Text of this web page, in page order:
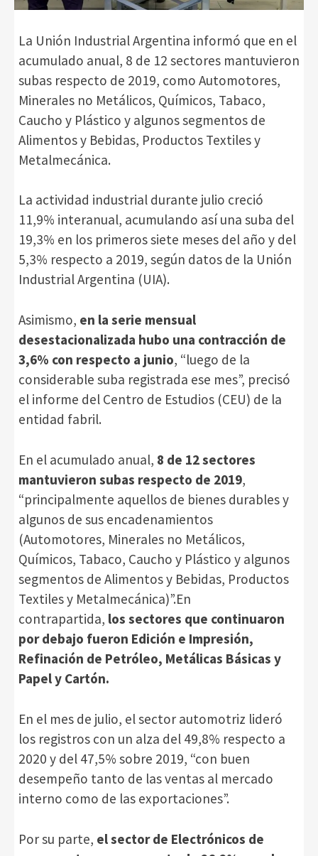
La Unión Industrial Argentina informó que en el
acumulado anual, 8 de 12 sectores mantuvieron
subas respecto de 2019, como Automotores,
Minerales no Metálicos, Químicos, Tabaco,
Caucho y Plástico y algunos segmentos de
Alimentos y Bebidas, Productos Textiles y
Metalmecánica.
La actividad industrial durante julio creció
11,9% interanual, acumulando así una suba del
19,3% en los primeros siete meses del año y del
5,3% respecto a 2019, según datos de la Unión
Industrial Argentina (UIA).
Asimismo, en la serie mensual
desestacionalizada hubo una contracción de
3,6% con respecto a junio, “luego de la
considerable suba registrada ese mes”, precisó
el informe del Centro de Estudios (CEU) de la
entidad fabril.
En el acumulado anual, 8 de 12 sectores
mantuvieron subas respecto de 2019,
“principalmente aquellos de bienes durables y
algunos de sus encadenamientos
(Automotores, Minerales no Metálicos,
Químicos, Tabaco, Caucho y Plástico y algunos
segmentos de Alimentos y Bebidas, Productos
Textiles y Metalmecánica)”.En
contrapartida, los sectores que continuaron
por debajo fueron Edición e Impresión,
Refinación de Petróleo, Metálicas Básicas y
Papel y Cartón.
En el mes de julio, el sector automotriz lideró
los registros con un alza del 49,8% respecto a
2020 y del 47,5% sobre 2019, “con buen
desempeño tanto de las ventas al mercado
interno como de las exportaciones”.
Por su parte, el sector de Electrónicos de